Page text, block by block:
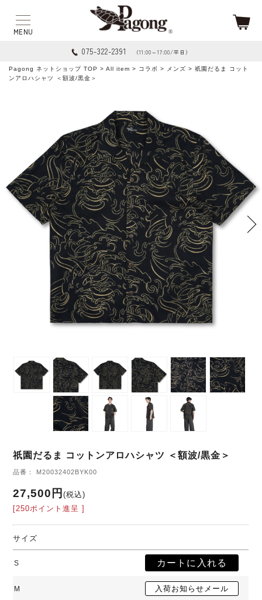
075-322-2391 （11:00～17:00/平日）
Pagong ネットショップ TOP > All item > コラボ > メンズ > 祇園だるま コット
ンアロハシャツ ＜額波/黒金＞
祇園だるま コットンアロハシャツ ＜額波/黒金＞
品番： M20032402BYK00
27,500円(税込)
[250ポイント進呈 ]
サイズ
S
M